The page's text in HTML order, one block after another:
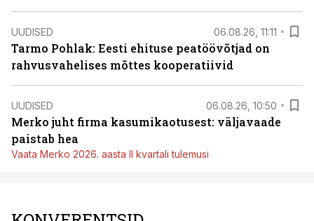
UUDISED 06.08.26, 11:11
Tarmo Pohlak: Eesti ehituse peatöövõtjad on
rahvusvahelises mõttes kooperatiivid
UUDISED 06.08.26, 10:50
Merko juht firma kasumikaotusest: väljavaade
paistab hea
Vaata Merko 2026. aasta II kvartali tulemusi